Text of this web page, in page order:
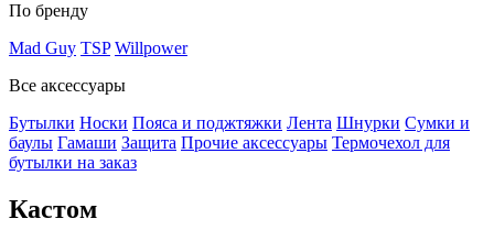
По бренду
Mad Guy TSP Willpower
Все аксессуары
Бутылки Носки Пояса и поджтяжки Лента Шнурки Сумки и
баулы Гамаши Защита Прочие аксессуары Термочехол для
бутылки на заказ
Кастом